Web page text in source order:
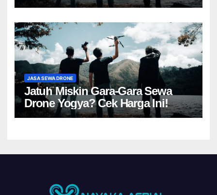
JASA SEWA DRONE
Jatuh Miskin Gara-Gara Sewa
Drone Yogya? Cek Harga Ini!